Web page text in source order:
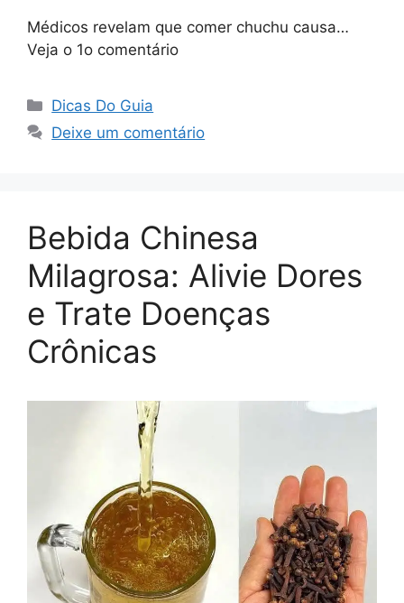
Médicos revelam que comer chuchu causa…
Veja o 1o comentário
Categorias
Dicas Do Guia
Deixe um comentário
Bebida Chinesa
Milagrosa: Alivie Dores
e Trate Doenças
Crônicas